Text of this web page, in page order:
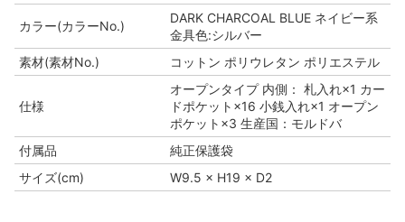
カラー(カラーNo.)
DARK CHARCOAL BLUE ネイビー系
金具色:シルバー
素材(素材No.)
コットン ポリウレタン ポリエステル
仕様
オープンタイプ 内側： 札入れ×1 カー
ドポケット×16 小銭入れ×1 オープン
ポケット×3 生産国：モルドバ
付属品
純正保護袋
サイズ(cm)
W9.5 × H19 × D2